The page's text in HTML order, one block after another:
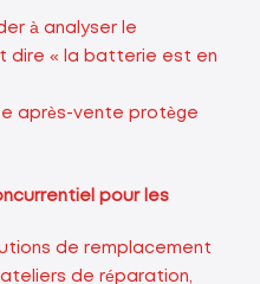
à analyser le
dire « la batterie est en
après-vente protège
pour les
de remplacement
de réparation,